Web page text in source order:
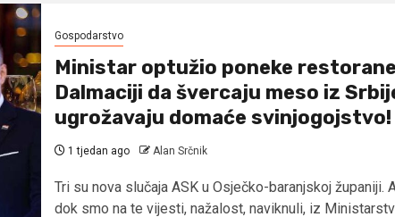
Gospodarstvo
Ministar optužio poneke
Dalmaciji da švercaju meso iz
ugrožavaju domaće svinjogojstvo!
1 tjedan ago Alan Srčnik
Tri su nova slučaja ASK u Osječko-baranjskoj županiji.
dok smo na te vijesti, nažalost, naviknuli, iz